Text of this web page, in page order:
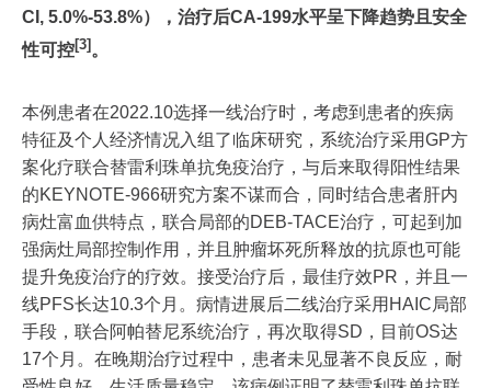
CI, 5.0%-53.8%），治疗后CA-199水平呈下降趋势且安全
性可控[3]。
本例患者在2022.10选择一线治疗时，考虑到患者的疾病
特征及个人经济情况入组了临床研究，系统治疗采用GP方
案化疗联合替雷利珠单抗免疫治疗，与后来取得阳性结果
的KEYNOTE-966研究方案不谋而合，同时结合患者肝内
病灶富血供特点，联合局部的DEB-TACE治疗，可起到加
强病灶局部控制作用，并且肿瘤坏死所释放的抗原也可能
提升免疫治疗的疗效。接受治疗后，最佳疗效PR，并且一
线PFS长达10.3个月。病情进展后二线治疗采用HAIC局部
手段，联合阿帕替尼系统治疗，再次取得SD，目前OS达
17个月。在晚期治疗过程中，患者未见显著不良反应，耐